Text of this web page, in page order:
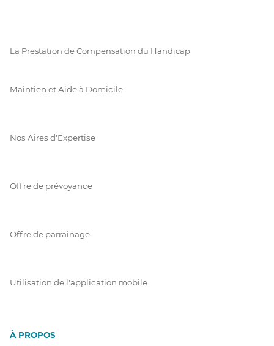
La Prestation de Compensation du Handicap
Maintien et Aide à Domicile
Nos Aires d'Expertise
Offre de prévoyance
Offre de parrainage
Utilisation de l'application mobile
À PROPOS